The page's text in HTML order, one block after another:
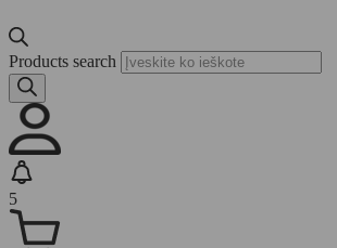
Products search
5